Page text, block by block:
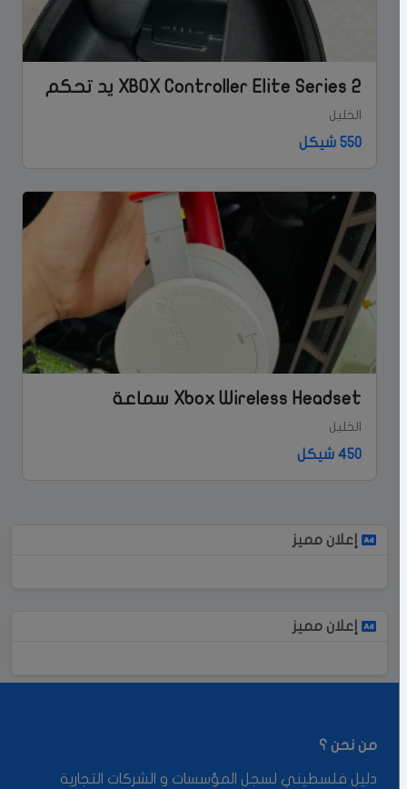
XBOX Controller Elite Series 2 يد تحكم
الخليل
550 شيكل
Xbox Wireless Headset سماعة
الخليل
450 شيكل
إعلان مميز
إعلان مميز
من نحن ؟
دليل فلسطيني لسجل المؤسسات و الشركات التجارية